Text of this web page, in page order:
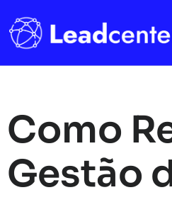
Como
Gestão